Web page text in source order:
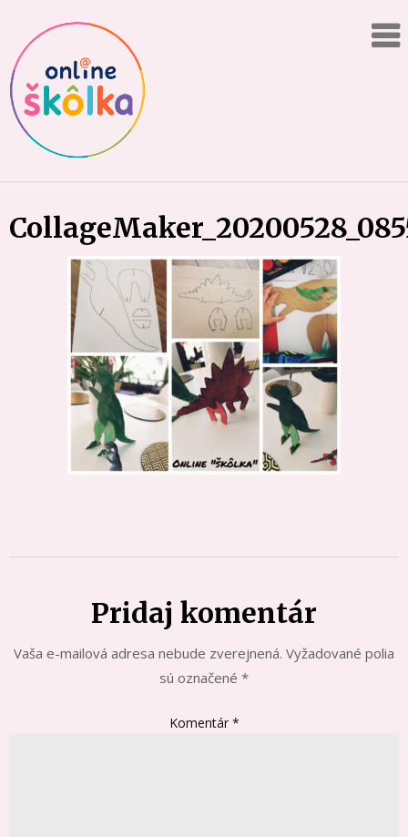
content
Pridaj komentár
Vaša e-mailová adresa nebude zverejnená. Vyžadované polia
sú označené *
Komentár*